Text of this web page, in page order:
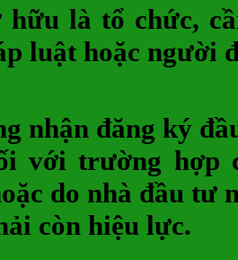
hữu là tổ chức,
luật hoặc người
nhận đăng ký
với trường hợp
do nhà đầu tư
còn hiệu lực.